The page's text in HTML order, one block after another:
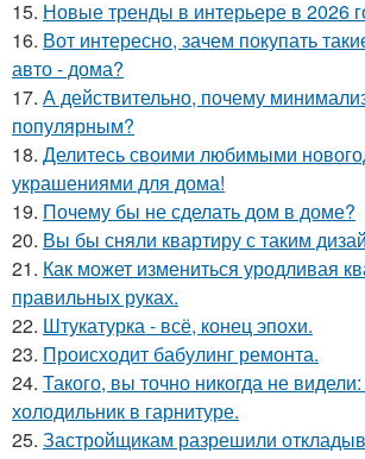
15. Новые тренды в интерьере в 2026
16. Вот интересно, зачем покупать
авто - дома?
17. А действительно, почему
популярным?
18. Делитесь своими любимыми
украшениями для дома!
19. Почему бы не сделать дом в доме?
20. Вы бы сняли квартиру с таким
21. Как может измениться уродливая
правильных руках.
22. Штукатурка - всё, конец эпохи.
23. Происходит бабулинг ремонта.
24. Такого, вы точно никогда не
холодильник в гарнитуре.
25. Застройщикам разрешили